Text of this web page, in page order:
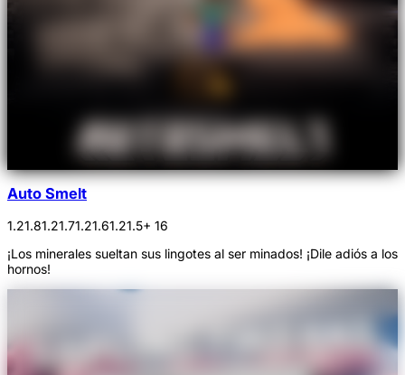
Auto Smelt
1.21.81.21.71.21.61.21.5+ 16
¡Los minerales sueltan sus lingotes al ser minados! ¡Dile adiós a los
hornos!